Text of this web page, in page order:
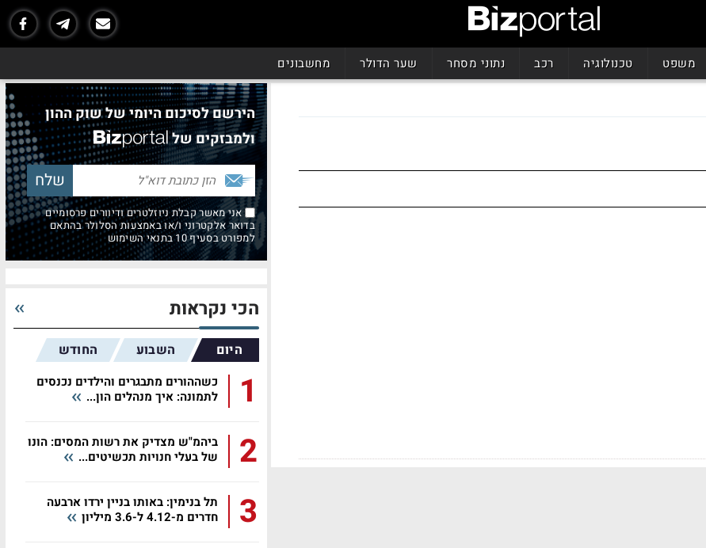
משפט טכנולוגיה רכב נתוני מסחר שער הדולר מחשבונים
הירשם לסיכום היומי של שוק ההון
ולמבזקים של
אני מאשר קבלת ניוזלטרים ודיוורים פרסומיים
בדואר אלקטרוני ו/או באמצעות הסלולר בהתאם
למפורט בסעיף 10 בתנאי השימוש
הכי נקראות
היום השבוע החודש
1
כשההורים מתבגרים והילדים נכנסים
לתמונה: איך מנהלים הון...
2
ביהמ"ש מצדיק את רשות המסים: הונו
של בעלי חנויות תכשיטים...
3
תל בנימין: באותו בניין ירדו ארבעה
חדרים מ-4.12 ל-3.6 מיליון